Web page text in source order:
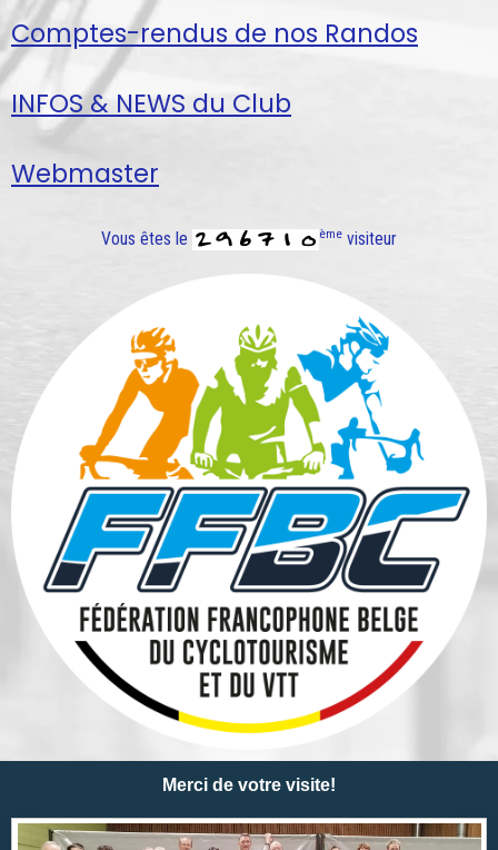
Comptes-rendus de nos Randos
INFOS & NEWS du Club
Webmaster
Vous êtes le ème visiteur
Merci de votre visite!